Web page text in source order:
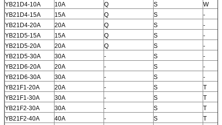
YB21D4-10A
10A Q S
W
YB21D4-15A
15A Q S
-
YB21D4-20A
20A Q S
-
YB21D5-15A
15A Q S
-
YB21D5-20A
20A Q S
-
YB21D5-30A
30A - S
-
YB21D6-20A
20A - S
-
YB21D6-30A
30A - S
-
YB21F1-20A
20A - S
T
YB21F1-30A
30A - S
T
YB21F2-30A
30A - S
T
YB21F2-40A
40A - S
T